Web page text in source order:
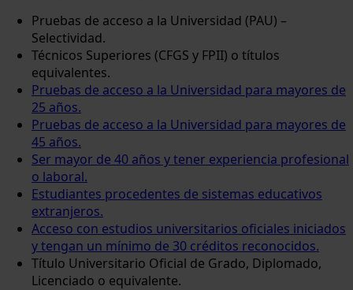
Pruebas de acceso a la Universidad (PAU) –
Selectividad.
Técnicos Superiores (CFGS y FPII) o títulos
equivalentes.
Pruebas de acceso a la Universidad para mayores de
25 años.
Pruebas de acceso a la Universidad para mayores de
45 años.
Ser mayor de 40 años y tener experiencia profesional
o laboral.
Estudiantes procedentes de sistemas educativos
extranjeros.
Acceso con estudios universitarios oficiales iniciados
y tengan un mínimo de 30 créditos reconocidos.
Título Universitario Oficial de Grado, Diplomado,
Licenciado o equivalente.